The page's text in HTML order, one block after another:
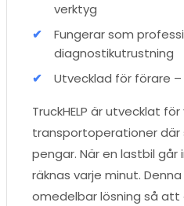
verktyg
Fungerar som
diagnostikutrustning
Utvecklad för förare
TruckHELP är utvecklat för
transportoperationer
pengar. När en lastbil går
räknas varje minut.
omedelbar lösning så